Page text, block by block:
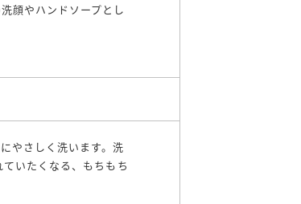
顔やハンドソープとし
やさしく洗います。洗
いたくなる、もちもち